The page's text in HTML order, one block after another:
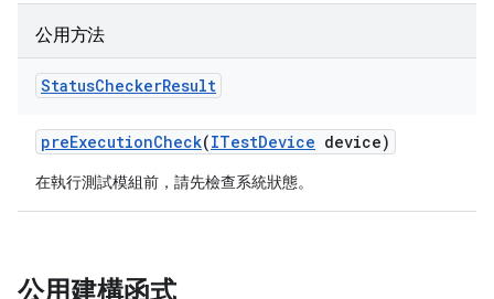
公用方法
StatusCheckerResult
preExecutionCheck(ITestDevice device)
在執行測試模組前，請先檢查系統狀態。
公用建構函式